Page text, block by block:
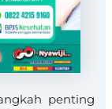
penting